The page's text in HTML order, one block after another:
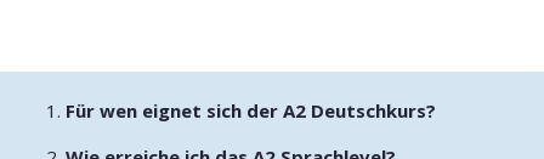
Für wen eignet sich der A2 Deutschkurs?